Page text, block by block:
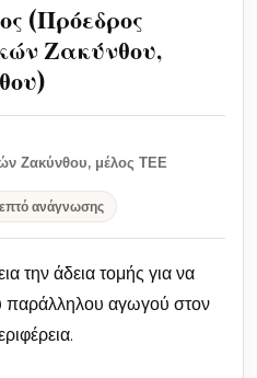
(Πρόεδρος
Ζακύνθου,
Ζακύνθου, μέλος ΤΕΕ
ανάγνωσης
την άδεια τομής για να
παράλληλου αγωγού στον